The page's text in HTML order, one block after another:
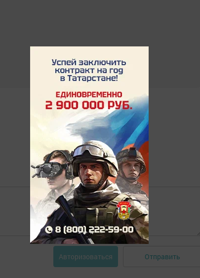
Авторизоваться Отправить